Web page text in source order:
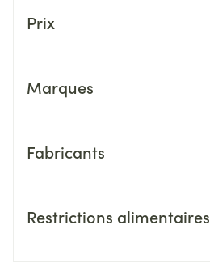
Prix
Marques
Fabricants
Restrictions alimentaires